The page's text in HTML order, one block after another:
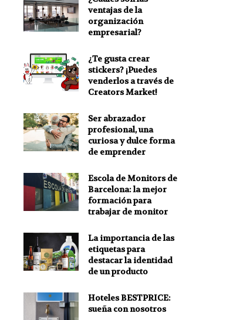
ventajas de la
organización
empresarial?
¿Te gusta crear
stickers? ¡Puedes
venderlos a través de
Creators Market!
Ser abrazador
profesional, una
curiosa y dulce forma
de emprender
Escola de Monitors de
Barcelona: la mejor
formación para
trabajar de monitor
La importancia de las
etiquetas para
destacar la identidad
de un producto
Hoteles BESTPRICE:
sueña con nosotros